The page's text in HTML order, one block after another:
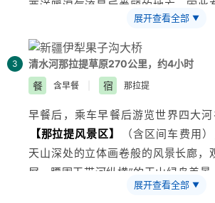
西洋暖湿气流最后眷顾的地方，因此
伊犁第一景 【
座公路双塔双索面钢桁梁斜拉桥
清水河镇入住酒店。赠送参观【薰衣
项目，因不可抗力因素无法游览，门
的朋友不用到法国的普罗旺斯和日本
受薰衣草带来的浪漫气息、体验芬芳
镇或伊宁入住酒店。晚抵清水河镇入
备注：薰衣草最佳赏花时间一般从每
展开查看全部 ▼
3 清水河那拉提草原270公里，约4小时
餐
含早餐 宿 那拉提
早餐后，乘车早餐后游览世界四大
【那拉提风景区】
（含区间车费用
天山深处的立体画卷般的风景长廊，
屏，腰围玉带河纵横”的天山绿岛美景
早见到太阳的地方”，这里芳草萋萋
展开查看全部 ▼